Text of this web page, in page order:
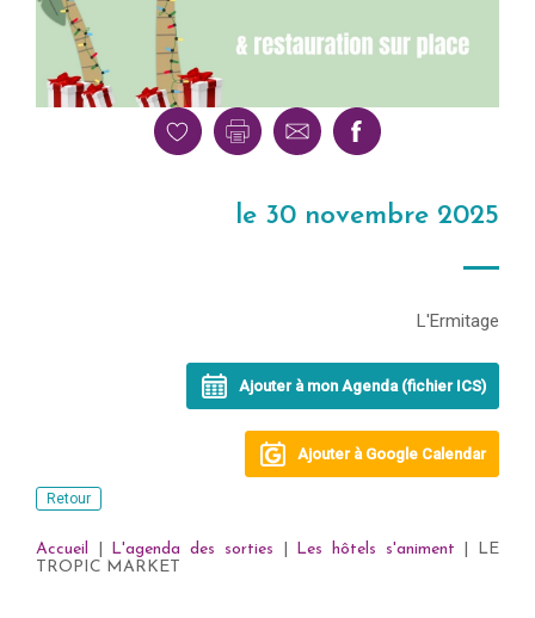
le 30 novembre 2025
L'Ermitage
Ajouter à mon Agenda (fichier ICS)
Ajouter à Google Calendar
Retour
Accueil L'agenda des sorties Les hôtels s'animent | LE
TROPIC MARKET